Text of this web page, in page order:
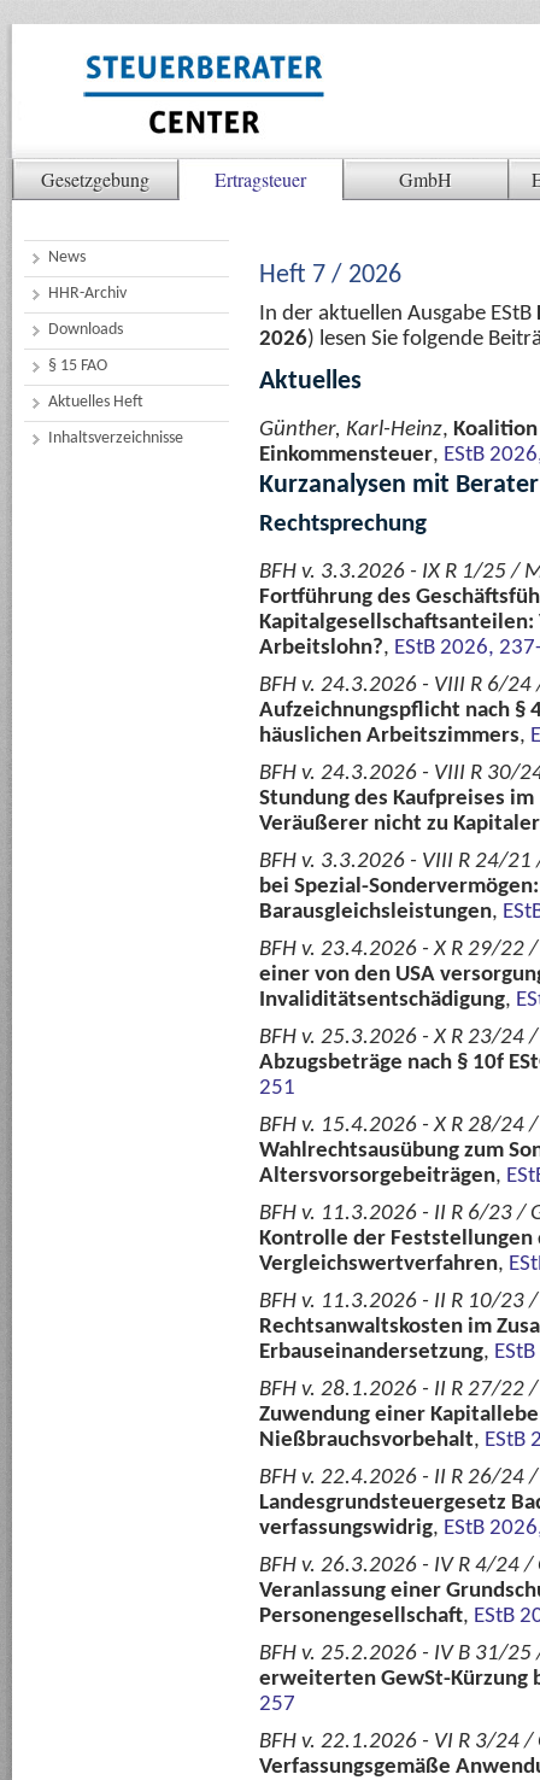
Gesetzgebung Ertragsteuer GmbH
News
HHR-Archiv
Downloads
§ 15 FAO
Aktuelles Heft
Inhaltsverzeichnisse
Heft 7 / 2026
In der aktuellen Ausgabe EStB
2026) lesen Sie folgende
Aktuelles
Günther, Karl-Heinz,
Einkommensteuer, EStB
Kurzanalysen mit
Rechtsprechung
BFH v. 3.3.2026 - IX R 1/25 /
Fortführung des
Arbeitslohn?, EStB 2026,
BFH v. 24.3.2026 - VIII R 6/
Aufzeichnungspflicht nach §
häuslichen Arbeitszimmers,
BFH v. 24.3.2026 - VIII R 30/
Stundung des Kaufpreises
Veräußerer nicht zu
BFH v. 3.3.2026 - VIII R 24/21
bei Spezial-
Barausgleichsleistungen,
BFH v. 23.4.2026 - X R 29/22
einer von den USA
Invaliditätsentschädigung,
BFH v. 25.3.2026 - X R 23/24
Abzugsbeträge nach § 10f
251
BFH v. 15.4.2026 - X R 28/24
Wahlrechtsausübung zum
Altersvorsorgebeiträgen,
BFH v. 11.3.2026 - II R 6/23 /
Kontrolle der Feststellungen
Vergleichswertverfahren,
BFH v. 11.3.2026 - II R 10/23
Rechtsanwaltskosten im
Erbauseinandersetzung,
BFH v. 28.1.2026 - II R 27/22
Zuwendung einer
Nießbrauchsvorbehalt, EStB
BFH v. 22.4.2026 - II R 26/24
Landesgrundsteuergesetz
verfassungswidrig, EStB
BFH v. 26.3.2026 - IV R 4/24
Veranlassung einer
Personengesellschaft, EStB
BFH v. 25.2.2026 - IV B 31/
erweiterten GewSt-Kürzung
257
BFH v. 22.1.2026 - VI R 3/24
Verfassungsgemäße